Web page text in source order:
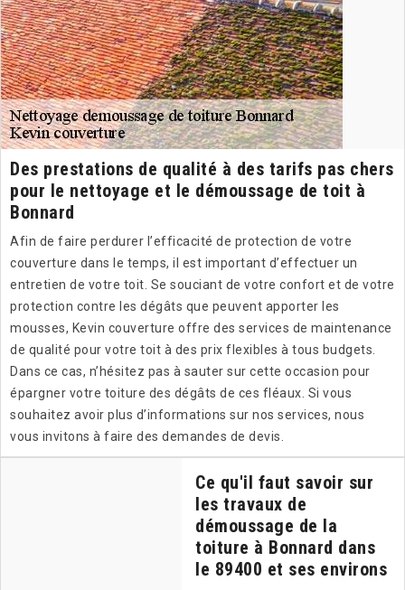
Des prestations de qualité à des tarifs pas chers
pour le nettoyage et le démoussage de toit à
Bonnard
Afin de faire perdurer l’efficacité de protection de votre
couverture dans le temps, il est important d’effectuer un
entretien de votre toit. Se souciant de votre confort et de votre
protection contre les dégâts que peuvent apporter les
mousses, Kevin couverture offre des services de maintenance
de qualité pour votre toit à des prix flexibles à tous budgets.
Dans ce cas, n’hésitez pas à sauter sur cette occasion pour
épargner votre toiture des dégâts de ces fléaux. Si vous
souhaitez avoir plus d’informations sur nos services, nous
vous invitons à faire des demandes de devis.
Ce qu'il faut savoir sur
les travaux de
démoussage de la
toiture à Bonnard dans
le 89400 et ses environs